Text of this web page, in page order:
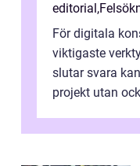
editorial,
För digitala
viktigaste
slutar svara
projekt utan